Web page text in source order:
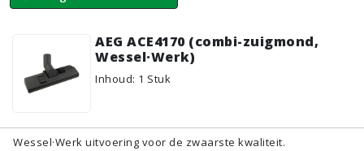
AEG ACE4170 (combi-zuigmond,
Wessel·Werk)
Inhoud: 1 Stuk
Wessel·Werk uitvoering voor de zwaarste kwaliteit.